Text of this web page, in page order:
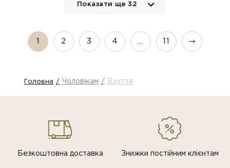
Показати ще32
1 2 3 4 11
Головна Чоловікам Взуття
Безкоштовна доставка Знижки постiйним клiєнтам